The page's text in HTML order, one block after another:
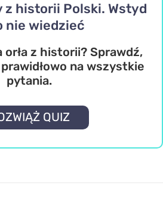
z historii Polski. Wstyd
nie wiedzieć
orła z historii? Sprawdź,
na wszystkie
pytania.
QUIZ